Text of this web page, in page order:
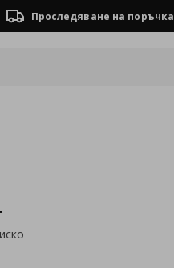
Проследяване на поръчка